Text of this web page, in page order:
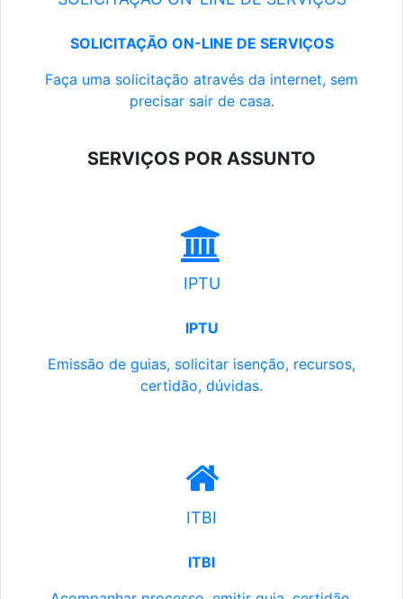
SOLICITAÇÃO ON-LINE DE SERVIÇOS
Faça uma solicitação através da internet, sem
precisar sair de casa.
SERVIÇOS POR ASSUNTO
IPTU
IPTU
Emissão de guias, solicitar isenção, recursos,
certidão, dúvidas.
ITBI
ITBI